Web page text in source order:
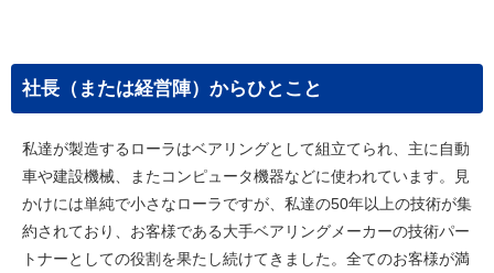
社長（または経営陣）からひとこと
私達が製造するローラはベアリングとして組立てられ、主に自動
車や建設機械、またコンピュータ機器などに使われています。見
かけには単純で小さなローラですが、私達の50年以上の技術が集
約されており、お客様である大手ベアリングメーカーの技術パー
トナーとしての役割を果たし続けてきました。全てのお客様が満